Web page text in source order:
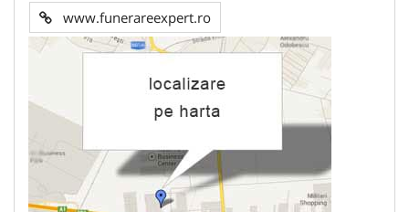
www.funerareexpert.ro